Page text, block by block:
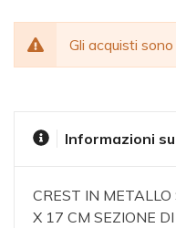
Gli acquisti
Informazioni
CREST IN
X 17 CM SEZIONE